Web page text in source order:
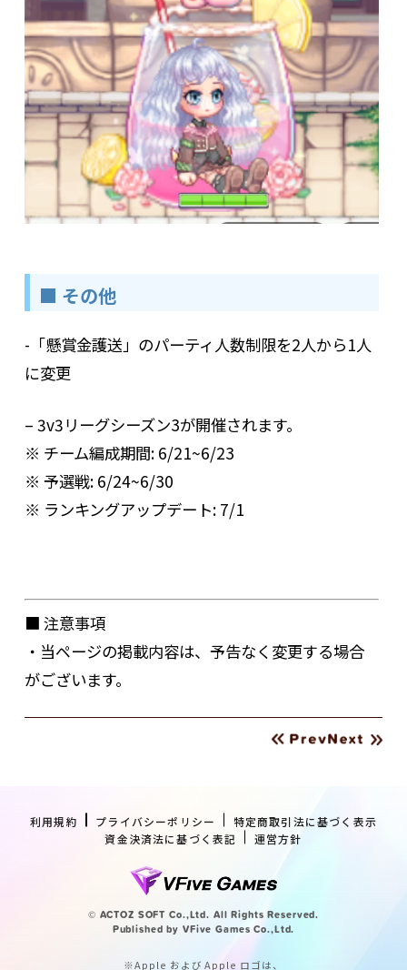
■ その他
-「懸賞金護送」のパーティ人数制限を2人から1人
に変更
– 3v3リーグシーズン3が開催されます。
※ チーム編成期間: 6/21~6/23
※ 予選戦: 6/24~6/30
※ ランキングアップデート: 7/1
■ 注意事項
・当ページの掲載内容は、予告なく変更する場合
がございます。
利用規約 プライバシーポリシー
特定商取引法に基づく表示
資金決済法に基づく表記
運営方針
© ACTOZ SOFT Co.,Ltd. All Rights Reserved.
Published by VFive Games Co.,Ltd.
※Apple および Apple ロゴは、